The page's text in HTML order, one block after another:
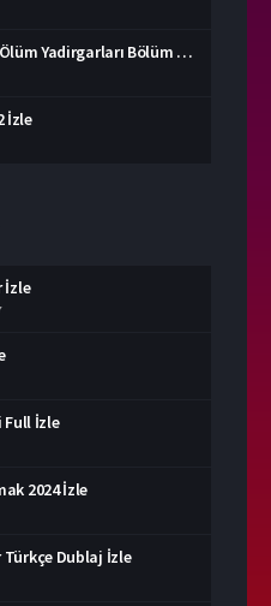
Harry Potter 8 Ölüm Yadirgarları Bölüm 2 İzle
İzle
İzle
Full İzle
2024 İzle
Dublaj İzle